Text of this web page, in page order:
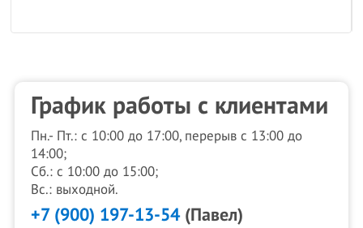
График работы с клиентами
Пн.- Пт.: с 10:00 до 17:00, перерыв с 13:00 до
14:00;
Сб.: с 10:00 до 15:00;
Вс.: выходной.
+7 (900) 197-13-54(Павел)